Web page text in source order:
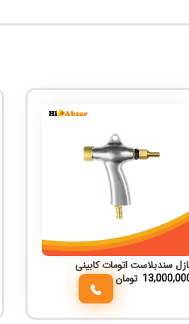
سندبلاست اتومات کابینی
تومان